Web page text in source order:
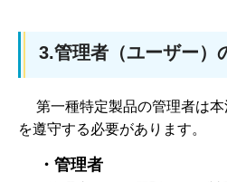
3.管理者（ユーザー）
第一種特定製品の管理者は本
を遵守する必要があります。
・管理者